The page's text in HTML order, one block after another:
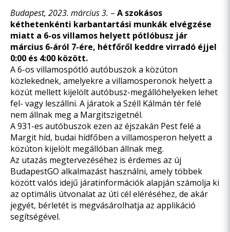
Budapest, 2023. március 3. – A szokásos
kéthetenkénti karbantartási munkák elvégzése
miatt a 6-os villamos helyett pótlóbusz jár
március 6-áról 7-ére, hétfőről keddre virradó éjjel
0:00 és 4:00 között.
A 6-os villamospótló autóbuszok a közúton
közlekednek, amelyekre a villamosperonok helyett a
közút mellett kijelölt autóbusz-megállóhelyeken lehet
fel- vagy leszállni. A járatok a Széll Kálmán tér felé
nem állnak meg a Margitszigetnél.
A 931-es autóbuszok ezen az éjszakán Pest felé a
Margit híd, budai hídfőben a villamosperon helyett a
közúton kijelölt megállóban állnak meg.
Az utazás megtervezéséhez is érdemes az új
BudapestGO alkalmazást használni, amely többek
között valós idejű járatinformációk alapján számolja ki
az optimális útvonalat az úti cél eléréséhez, de akár
jegyét, bérletét is megvásárolhatja az applikáció
segítségével.